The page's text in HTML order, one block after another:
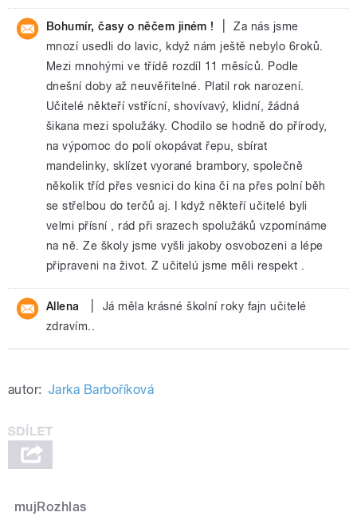
Bohumír, časy o něčem jiném !
Za nás jsme
mnozí usedli do lavic, když nám ještě nebylo 6roků.
Mezi mnohými ve třídě rozdíl 11 měsíců. Podle
dnešní doby až neuvěřitelné. Platil rok narození.
Učitelé někteří vstřícní, shovívavý, klidní, žádná
šikana mezi spolužáky. Chodilo se hodně do přírody,
na výpomoc do polí okopávat řepu, sbírat
mandelinky, sklízet vyorané brambory, společně
několik tříd přes vesnici do kina či na přes polní běh
se střelbou do terčů aj. I když někteří učitelé byli
velmi přísní , rád při srazech spolužáků vzpomínáme
na ně. Ze školy jsme vyšli jakoby osvobozeni a lépe
připraveni na život. Z učitelú jsme měli respekt .
Allena
Já měla krásné školní roky fajn učitelé
zdravím..
autor: Jarka Barboříková
mujRozhlas